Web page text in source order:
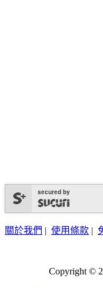
secured by
關於我們 | 使用條款 |
Copyright ©